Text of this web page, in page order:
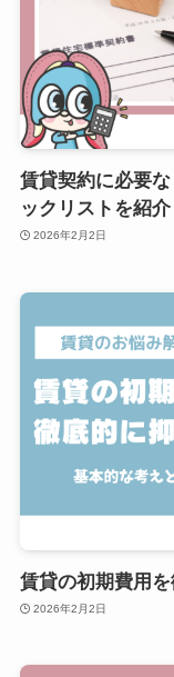
賃貸契約に必要
ックリストを紹介
2026年2月2日
賃貸の初期費用
2026年2月2日